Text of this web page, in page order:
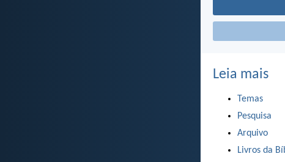
Leia mais
Temas
Pesquisa
Arquivo
Livros da